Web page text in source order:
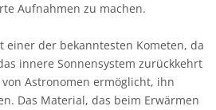
Aufnahmen zu machen.
einer der bekanntesten Kometen, da
innere Sonnensystem zurückkehrt
Astronomen ermöglicht, ihn
Das Material, das beim Erwärmen